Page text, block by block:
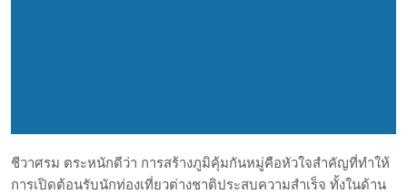
ชีวาศรม ตระหนักดีว่า การสร้างภูมิคุ้มกันหมู่คือหัวใจสำคัญที่ทำให้
การเปิดต้อนรับนักท่องเที่ยวต่างชาติประสบความสำเร็จ ทั้งในด้าน